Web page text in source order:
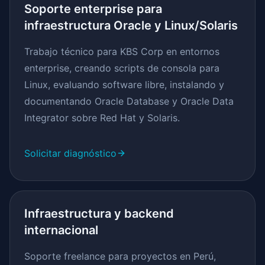
Soporte enterprise para
infraestructura Oracle y Linux/Solaris
Trabajo técnico para KBS Corp en entornos
enterprise, creando scripts de consola para
Linux, evaluando software libre, instalando y
documentando Oracle Database y Oracle Data
Integrator sobre Red Hat y Solaris.
Solicitar diagnóstico
Infraestructura y backend
internacional
Soporte freelance para proyectos en Perú,